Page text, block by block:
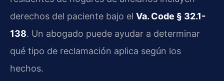
derechos del paciente bajo el Va. Code § 32.1-
138. Un abogado puede ayudar a determinar
qué tipo de reclamación aplica según los
hechos.